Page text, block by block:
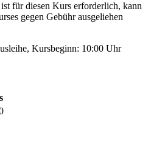
für diesen Kurs erforderlich, kann
gegen Gebühr ausgeliehen
Kursbeginn: 10:00 Uhr